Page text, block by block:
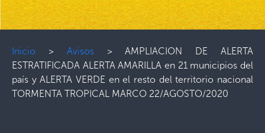
Inicio > Avisos>AMPLIACION DE ALERTA
ESTRATIFICADA ALERTA AMARILLA en 21 municipios del
país y ALERTA VERDE en el resto del territorio nacional
TORMENTA TROPICAL MARCO 22/AGOSTO/2020